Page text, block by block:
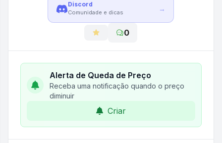
Discord
Comunidade e dicas →
0
Alerta de Queda de Preço
Receba uma notificação quando o preço
diminuir
Criar